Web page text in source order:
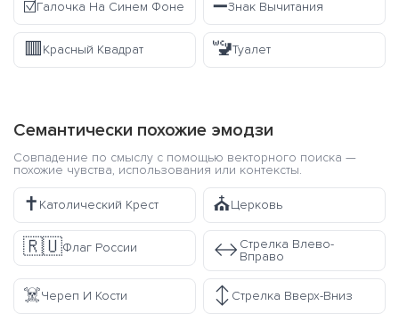
☑️Галочка На Синем Фоне ➖Знак Вычитания
🟥Красный Квадрат 🚾Туалет
Семантически похожие эмодзи
Совпадение по смыслу с помощью векторного поиска —
похожие чувства, использования или контексты.
✝️ Католический Крест ⛪Церковь
🇷🇺Флаг России ↔️ Стрелка Влево-
Вправо
☠️Череп И Кости ↕️ Стрелка Вверх-Вниз